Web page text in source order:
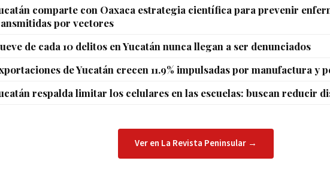
comparte con Oaxaca estrategia científica para prevenir
por vectores
de cada 10 delitos en Yucatán nunca llegan a ser denunciados
de Yucatán crecen 11.9% impulsadas por manufactura y
respalda limitar los celulares en las escuelas: buscan reducir
Ver en La Revista Peninsular →